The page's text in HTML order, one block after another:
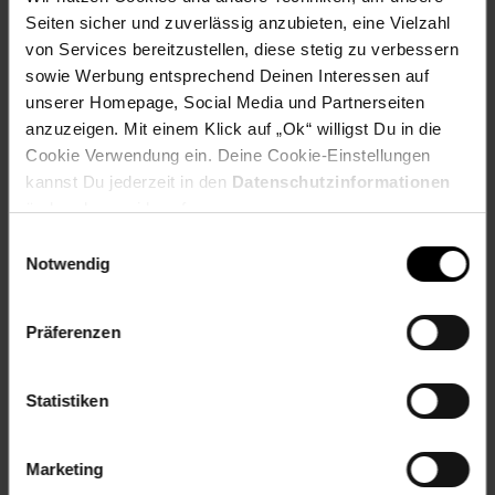
Seiten sicher und zuverlässig anzubieten, eine Vielzahl
von Services bereitzustellen, diese stetig zu verbessern
sowie Werbung entsprechend Deinen Interessen auf
unserer Homepage, Social Media und Partnerseiten
anzuzeigen. Mit einem Klick auf „Ok“ willigst Du in die
Cookie Verwendung ein. Deine Cookie-Einstellungen
kannst Du jederzeit in den Datenschutzinformationen
ändern bzw. widerrufen.
Notwendig
Präferenzen
Statistiken
Marketing
Delverde – authentische italienische Pasta mit
Leidenschaft und Tradition.
Jetzt im 8er Pack bestellen und original italienische Pasta-
Momente erleben!
Artikelnummer: 2848425000
EAN: 8000270706390
Artikel gehört zur Kategorie:Nudeln
Kennzeichnung
Versandinformationen
Herstellerinformationen